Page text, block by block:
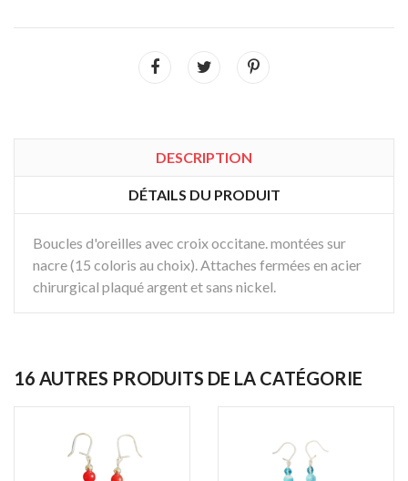
DESCRIPTION
DÉTAILS DU PRODUIT
Boucles d'oreilles avec croix occitane. montées sur
nacre (15 coloris au choix). Attaches fermées en acier
chirurgical plaqué argent et sans nickel.
16 AUTRES PRODUITS DE LA CATÉGORIE